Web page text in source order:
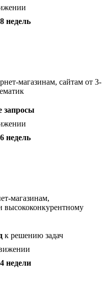
8 недель
магазинам, сайтам от 3-
запросы
6 недель
магазинам,
к решению задач
4 недели